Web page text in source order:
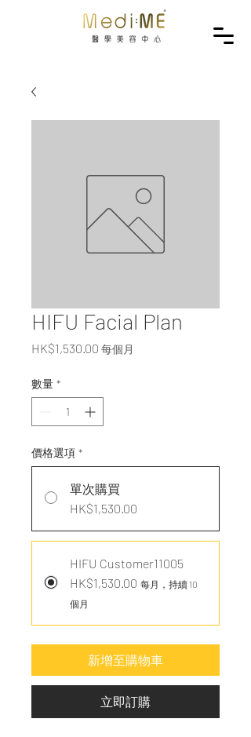
HIFU Facial Plan
HK$1,530.00 價格
每個月
數量 *
價格選項 *
單次購買
HK$1,530.00
HIFU Customer11005
HK$1,530.00 每月，持續 10
個月
新增至購物車
立即訂購